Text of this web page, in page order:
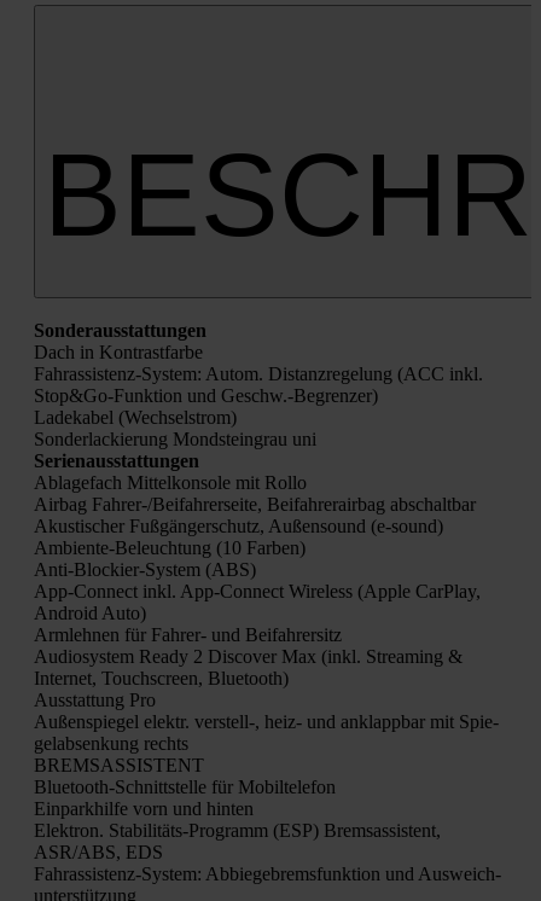
Son­der­aus­stat­tun­gen
Dach in Kon­trast­far­be
Fahr­as­sis­tenz-Sys­tem: Autom. Distanz­re­ge­lung (ACC inkl.
Stop&Go-Funktion und Geschw.-Begrenzer)
Lade­ka­bel (Wech­sel­strom)
Son­der­la­ckie­rung Mond­stein­grau uni
Seri­en­aus­stat­tun­gen
Abla­ge­fach Mit­tel­kon­so­le mit Rol­lo
Air­bag Fah­rer-/Bei­fah­rer­sei­te, Bei­fah­rer­air­bag abschalt­bar
Akus­ti­scher Fuß­gän­ger­schutz, Außen­sound (e‑sound)
Ambi­en­te-Beleuch­tung (10 Far­ben)
Anti-Blo­ckier-Sys­tem (ABS)
App-Con­nect inkl. App-Con­nect Wire­less (Apple Car­Play,
Android Auto)
Arm­leh­nen für Fah­rer- und Bei­fah­rer­sitz
Audio­sys­tem Rea­dy 2 Dis­co­ver Max (inkl. Strea­ming &
Inter­net, Touch­screen, Blue­tooth)
Aus­stat­tung Pro
Außen­spie­gel elektr. verstell‑, heiz- und anklapp­bar mit Spie­
gel­ab­sen­kung rechts
BREMSASSISTENT
Blue­tooth-Schnitt­stel­le für Mobil­te­le­fon
Ein­park­hil­fe vorn und hin­ten
Elek­tron. Sta­bi­li­täts-Pro­gramm (ESP) Brems­as­sis­tent,
ASR/ABS, EDS
Fahr­as­sis­tenz-Sys­tem: Abbie­ge­brems­funk­ti­on und Aus­weich­
un­ter­stüt­zung